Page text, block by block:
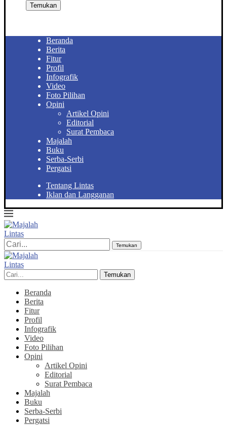
Temukan
Beranda
Berita
Fitur
Profil
Infografik
Video
Foto Pilihan
Opini
Artikel Opini
Editorial
Surat Pembaca
Majalah
Buku
Serba-Serbi
Pergatsi
Tentang Lintas
Iklan dan Langganan
Temukan
Temukan
Beranda
Berita
Fitur
Profil
Infografik
Video
Foto Pilihan
Opini
Artikel Opini
Editorial
Surat Pembaca
Majalah
Buku
Serba-Serbi
Pergatsi